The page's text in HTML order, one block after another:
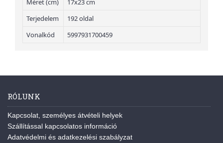
Méret (cm)
17x23 cm
Terjedelem
192 oldal
Vonalkód
5997931700459
RÓLUNK
Kapcsolat, személyes átvételi helyek
Szállítással kapcsolatos információ
Adatvédelmi és adatkezelési szabályzat